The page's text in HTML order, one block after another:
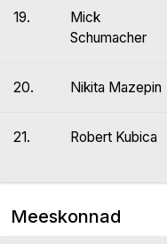
19.
Mick
Schumacher
20. Nikita Mazepin
21. Robert Kubica
Meeskonnad